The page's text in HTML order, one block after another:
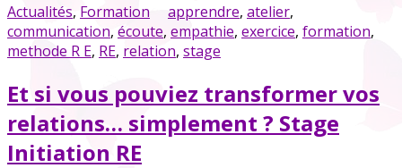
Actualités, Formation apprendre, atelier,
communication, écoute, empathie, exercice, formation,
methode R E, RE, relation, stage
Et si vous pouviez transformer vos
relations… simplement ? Stage
Initiation RE